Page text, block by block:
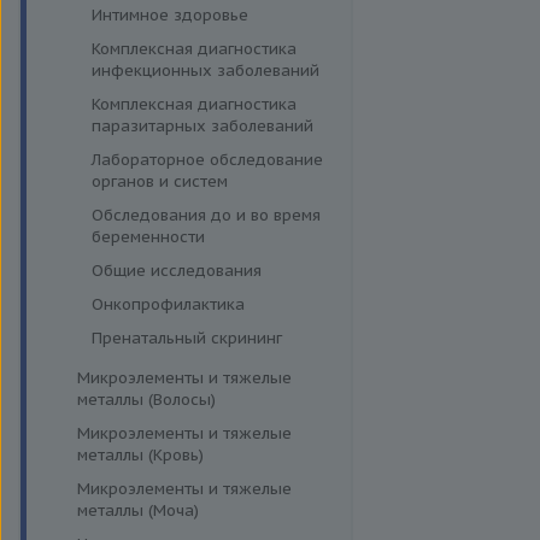
Энтеровирусная инфекция
Грипп
Диагностика дерматофитов
Геликобактериоз
Гепатит A
Гепатит C
Гепатит D
Иерсиниоз и
псевдотуберкулез
Кандидоз
Коклюш
Микоплазменная инфекция
Острые кишечные инфекции
Сальмонеллез
Токсоплазмоз
Трихомониаз
Туберкулез
Уреаплазменная инфекция
Интимное здоровье
Комплексная диагностика
инфекционных заболеваний
Комплексная диагностика
паразитарных заболеваний
Лабораторное обследование
органов и систем
Обследования до и во время
беременности
Общие исследования
Онкопрофилактика
Пренатальный скрининг
Микроэлементы и тяжелые
металлы (Волосы)
Микроэлементы и тяжелые
металлы (Кровь)
Микроэлементы и тяжелые
металлы (Моча)